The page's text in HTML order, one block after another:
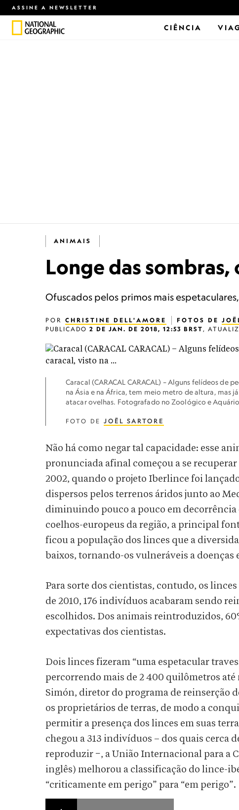
ASSINE A NEWSLETTER
CIÊNCIA
ANIMAIS
Longe das
Ofuscados pelos primos mais
POR CHRISTINE DELL'AMORE FOTOS DE
PUBLICADO 2 DE JAN. DE 2018, 12:53 BRST,
Caracal (CARACAL CARACAL) – Alguns felídeos de
na Ásia e na África, tem meio metro de altura, mas
atacar ovelhas. Fotografado no Zoológico e Aquário
FOTO DE JOËL SARTORE
Não há como negar tal capacidade: esse
pronunciada afinal começou a se
2002, quando o projeto Iberlince foi
dispersos pelos terrenos áridos junto ao
diminuindo pouco a pouco em decorrência
coelhos-europeus da região, a principal
ficou a população dos linces que a
baixos, tornando-os vulneráveis a doenças
Para sorte dos cientistas, contudo, os
de 2010, 176 indivíduos acabaram sendo
escolhidos. Dos animais reintroduzidos,
expectativas dos cientistas.
Dois linces fizeram “uma espetacular
percorrendo mais de 2 400 quilômetros
Simón, diretor do programa de reinserção
os proprietários de terras, de modo a
permitir a presença dos linces em suas
chegou a 313 indivíduos – dos quais cerca
reproduzir −, a União Internacional para a
inglês) melhorou a classificação do lince-
“criticamente em perigo” para “em perigo”.